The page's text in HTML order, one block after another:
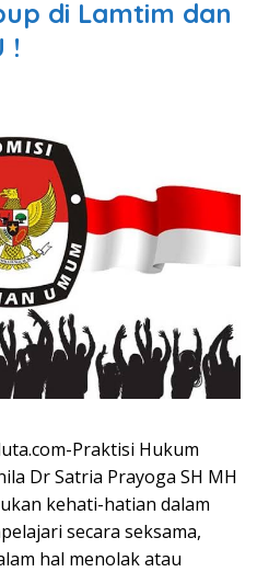
di Lamtim dan
!
Praktisi Hukum
Dr Satria Prayoga SH MH
kehati-hatian dalam
secara seksama,
hal menolak atau